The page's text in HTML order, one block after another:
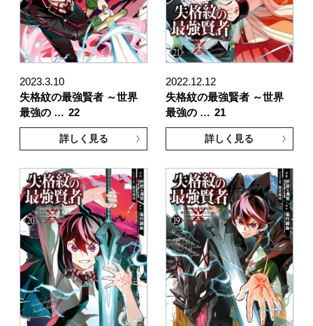
2023.3.10
失格紋の最強賢者 ～世界
最強の … 22
詳しく見る
2022.12.12
失格紋の最強賢者 ～世界
最強の … 21
詳しく見る